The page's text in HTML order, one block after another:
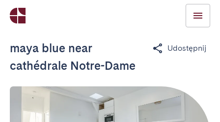
maya blue near
cathédrale Notre-Dame
Udostępnij